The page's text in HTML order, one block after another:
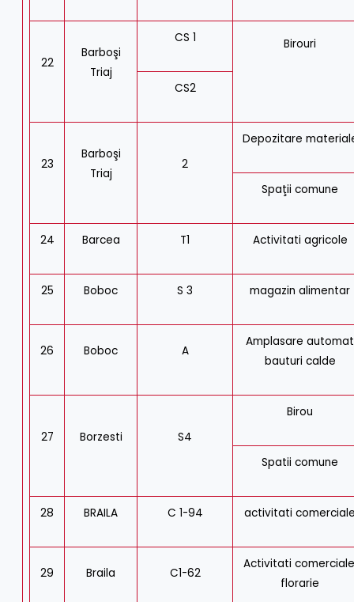
22
Barboşi
Triaj
CS 1 Birouri
CS2
23
Barboşi
Triaj
2
Depozitare
Spaţii comune
24 Barcea T1 Activitati agricole
25 Boboc S 3 magazin alimentar
26 Boboc A
Amplasare automat
bauturi calde
27 Borzesti S4
Birou
Spatii comune
28 BRAILA C 1-94 activitati
29 Braila C1-62
Activitati
florarie